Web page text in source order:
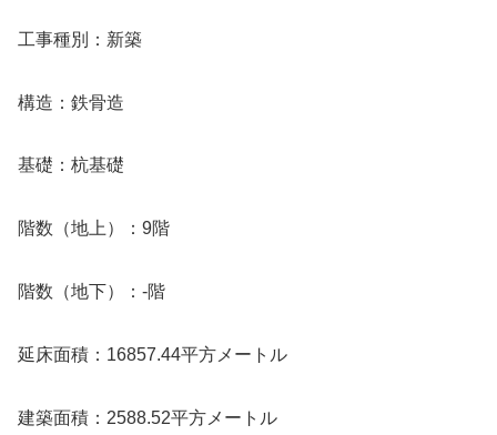
工事種別：新築
構造：鉄骨造
基礎：杭基礎
階数（地上）：9階
階数（地下）：-階
延床面積：16857.44平方メートル
建築面積：2588.52平方メートル